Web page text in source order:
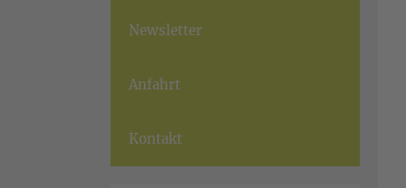
Newsletter
Anfahrt
Kontakt